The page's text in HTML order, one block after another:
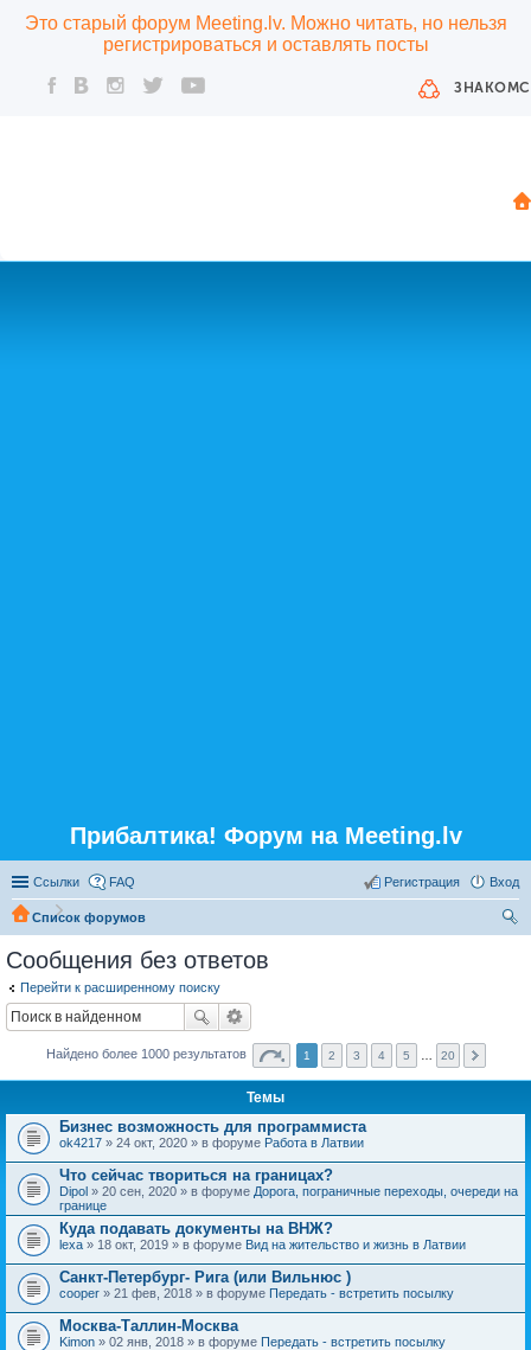
Это старый форум Meeting.lv. Можно читать, но нельзя
регистрироваться и оставлять посты
Прибалтика! Форум на Meeting.lv
Ссылки FAQ Вход
Регистрация
Список форумов
Сообщения без ответов
Перейти к расширенному поиску
Найдено более 1000 результатов 1 2 3 4 5 20
Темы
Бизнес возможность для программиста
ok4217 » 24 окт, 2020 » в форуме Работа в Латвии
Что сейчас твориться на границах?
Dipol » 20 сен, 2020 » в форуме Дорога, пограничные переходы, очереди на
границе
Куда подавать документы на ВНЖ?
lexa » 18 окт, 2019 » в форуме Вид на жительство и жизнь в Латвии
Санкт-Петербург- Рига (или Вильнюс )
cooper » 21 фев, 2018 » в форуме Передать - встретить посылку
Москва-Таллин-Москва
Kimon » 02 янв, 2018 » в форуме Передать - встретить посылку